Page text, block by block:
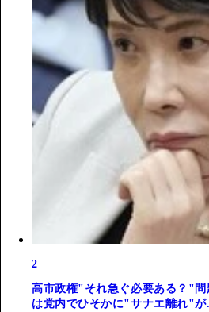
2
高市政権"それ急ぐ必要ある？"
は党内でひそかに"サナエ離れ"